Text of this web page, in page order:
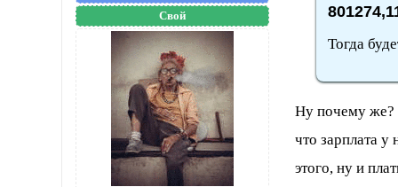
Свой
Тогда
Ну почему же?
что зарплата у
этого, ну и